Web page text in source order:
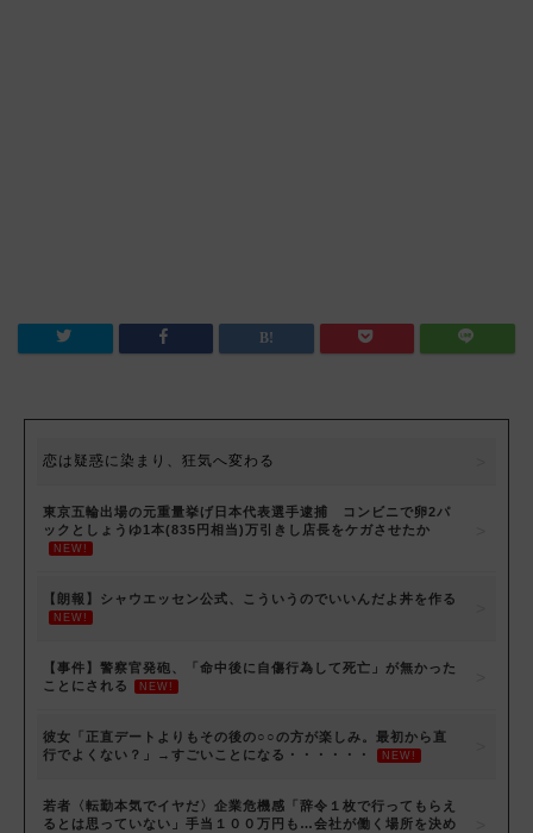
恋は疑惑に染まり、狂気へ変わる
東京五輪出場の元重量挙げ日本代表選手逮捕 コンビニで卵2パ
ックとしょうゆ1本(835円相当)万引きし店長をケガさせたか
NEW!
【朗報】シャウエッセン公式、こういうのでいいんだよ丼を作る
NEW!
【事件】警察官発砲、「命中後に自傷行為して死亡」が無かった
ことにされる
NEW!
彼女「正直デートよりもその後の○○の方が楽しみ。最初から直
行でよくない？」→すごいことになる・・・・・・
NEW!
若者〈転勤本気でイヤだ〉企業危機感「辞令１枚で行ってもらえ
るとは思っていない」手当１００万円も…会社が働く場所を決め